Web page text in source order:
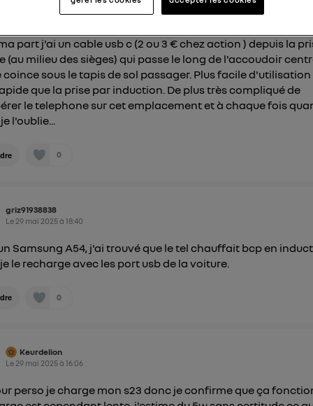
à14:59
part j'ai un cable usb c (2 ou 3 € chez action ) depuis la
(au milieu des sièges) qui passe le long de l'accoudoir
coince sous le tapis de sol passager. Plus facile
que la prise par induction. De plus très compliqué de
le telephone sur cet emplacement et à chaque fois
l'oublie...
0
griz91938838
Le 29 mai 2025à18:40
Samsung A54, j'ai trouvé que le tel chauffait bcp en
le recharge avec les port usb de la voiture.
0
Keurdelion
Le 29 mai 2025à16:06
perso je charge mon s23 donc je confirme que ça
en vous offrant choix et contrôle.
un identifiant créé par votre opérateur télécom basé sur
référence de votre contrat internet (ex : votre numéro de
est associé à votre connexion internet. Ainsi, toutes les
la même connexion et ayant consenties se verront
identifiant. En général :
connexion foyer
veuillez consulter